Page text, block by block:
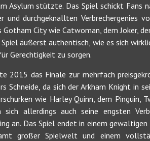
Asylum stützte. Das Spiel schickt Fans
und durchgeknallten Verbrechergenies
City wie Catwoman, dem Joker,
äußerst authentisch, wie es sich
Gerechtigkeit zu sorgen.
2015 das Finale zur mehrfach
Schneide, da sich der Arkham Knight in
wie Harley Quinn, dem
allerdings auch seine engsten
an. Das Spiel endet in einem
großer Spielwelt und einem